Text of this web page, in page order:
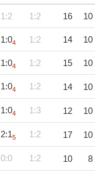
1:2 1:2 16 10
1:04 1:2 14 10
1:04 1:2 15 10
1:04 1:2 14 10
1:04 1:3 12 10
2:15 1:2 17 10
0:0 1:2 10 8